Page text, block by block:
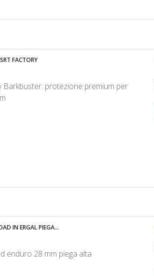
FACTORY
Barkbuster: protezione premium per
IN ERGAL PIEGA...
enduro 28 mm piega alta